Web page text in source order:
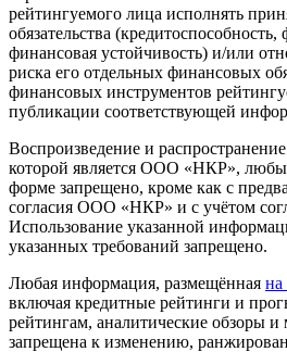
рейтингуемого лица исполнять
обязательства
финансовая устойчивость) и/или
риска его отдельных финансовых
финансовых инструментов
публикации соответствующей
Воспроизведение и
которой является ООО «НКР»,
форме запрещено, кроме как с
согласия ООО «НКР» и с учётом
Использование указанной
указанных требований запрещено.
Любая информация, размещённая
включая кредитные рейтинги и
рейтингам, аналитические обзоры
запрещена к изменению,